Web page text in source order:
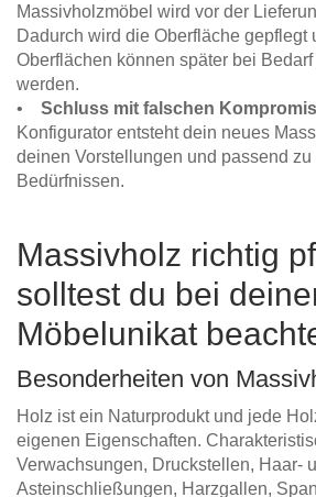
Massivholzmöbel wird vor der
Dadurch wird die Oberfläche gepflegt
Oberflächen können später bei
werden.
• Schluss mit falschen
Konfigurator entsteht dein neues
deinen Vorstellungen und passend zu
Bedürfnissen.
Massivholz richtig
solltest du bei
Möbelunikat
Besonderheiten von
Holz ist ein Naturprodukt und jede
eigenen Eigenschaften.
Verwachsungen, Druckstellen, Haar-
Asteinschließungen, Harzgallen,